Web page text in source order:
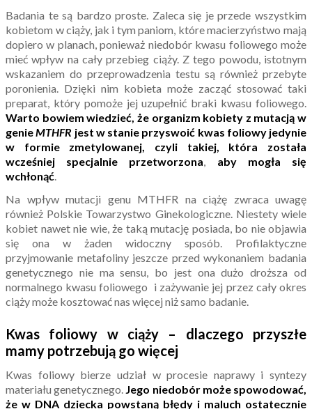
Badania te są bardzo proste. Zaleca się je przede wszystkim
kobietom w ciąży, jak i tym paniom, które macierzyństwo mają
dopiero w planach, ponieważ niedobór kwasu foliowego może
mieć wpływ na cały przebieg ciąży. Z tego powodu, istotnym
wskazaniem do przeprowadzenia testu są również przebyte
poronienia. Dzięki nim kobieta może zacząć stosować taki
preparat, który pomoże jej uzupełnić braki kwasu foliowego.
Warto bowiem wiedzieć, że organizm kobiety z mutacją w
genieMTHFR jest w stanie przyswoić kwas foliowy jedynie
w formie zmetylowanej, czyli takiej, która została
wcześniej specjalnie przetworzona, aby mogła się
wchłonąć.
Na wpływ mutacji genu MTHFR na ciążę zwraca uwagę
również Polskie Towarzystwo Ginekologiczne. Niestety wiele
kobiet nawet nie wie, że taką mutację posiada, bo nie objawia
się ona w żaden widoczny sposób. Profilaktyczne
przyjmowanie metafoliny jeszcze przed wykonaniem badania
genetycznego nie ma sensu, bo jest ona dużo droższa od
normalnego kwasu foliowego i zażywanie jej przez cały okres
ciąży może kosztować nas więcej niż samo badanie.
Kwas foliowy w ciąży – dlaczego przyszłe
mamy potrzebują go więcej
Kwas foliowy bierze udział w procesie naprawy i syntezy
materiału genetycznego. Jego niedobór może spowodować,
że w DNA dziecka powstaną błędy i maluch ostatecznie